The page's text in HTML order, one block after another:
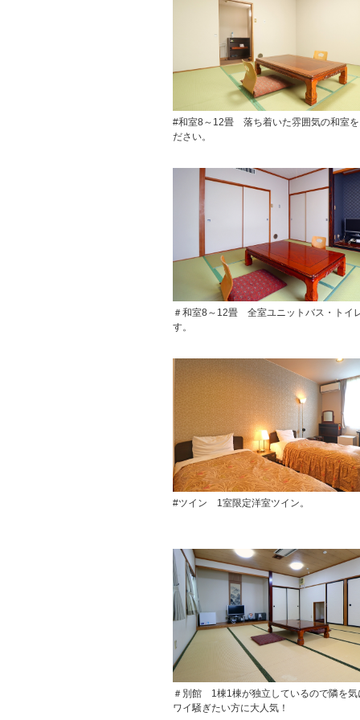
#和室8～12畳 落ち着いた雰囲気の和室
ださい。
＃和室8～12畳 全室ユニットバス・トイ
す。
#ツイン 1室限定洋室ツイン。
＃別館 1棟1棟が独立しているので隣を気
ワイ騒ぎたい方に大人気！